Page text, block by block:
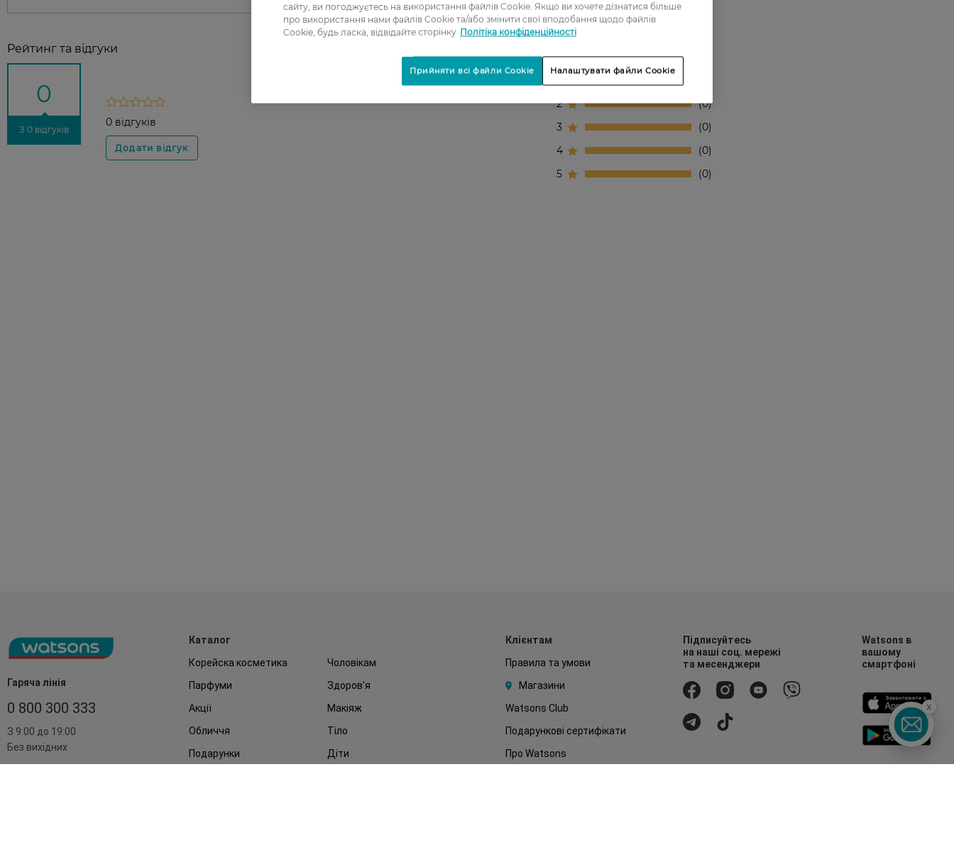
Рейтинг та відгуки
0
З 0 відгуків
0 відгуків
2
0
3
0
4
0
5
0
Гаряча лінія
0 800 300 333
З 9:00 до 19:00
Без вихідних
Каталог
Корейска косметика
Чоловікам
Парфуми
Здоров'я
Акції
Макіяж
Обличчя
Тіло
Подарунки
Діти
Клієнтам
Правила та умови
Магазини
Watsons Club
Подарункові сертифікати
Про Watsons
Підписуйтесь
на наші соц. мережі
та месенджери
Watsons в
вашому
смартфоні
x
сайту, ви погоджуєтесь на використання файлів Cookie. Якщо ви хочете дізнатися більше
про використання нами файлів Cookie та/або змінити свої вподобання щодо файлів
Cookie, будь ласка, відвідайте сторінку Політіка конфіденційності
Налаштувати файли Cookie
Прийняти всі файли Cookie